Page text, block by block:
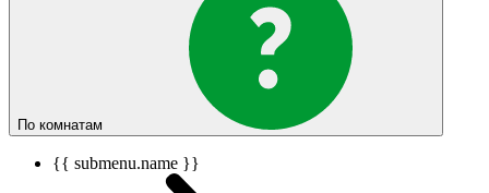
По комнатам
{{ submenu.name }}